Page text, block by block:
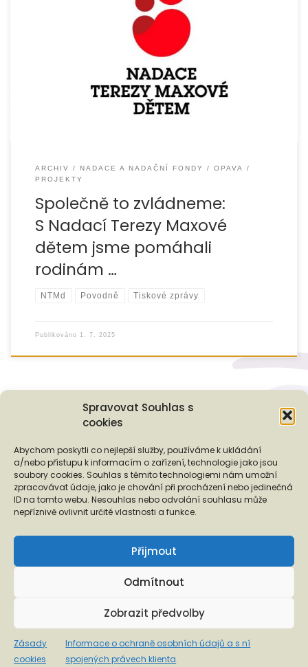
Spravovat Souhlas s
cookies
Abychom poskytli co nejlepší služby, používáme k ukládání
a/nebo přístupu k informacím o zařízení, technologie jako jsou
soubory cookies. Souhlas s těmito technologiemi nám umožní
zpracovávat údaje, jako je chování při procházení nebo jedinečná
ID na tomto webu. Nesouhlas nebo odvolání souhlasu může
nepříznivě ovlivnit určité vlastnosti a funkce.
Přijmout
Odmítnout
Zobrazit předvolby
Zásady
cookies
Informace o ochraně osobních údajů a s ní
spojených právech klienta
V září 2024 postihly Opavu a přilehlé obce (zejména
Vávrovice a Palhanec) rozsáhlé povodně, které během
několika hodin zcela změnily život stovkám
ARCHIV NADACE A NADAČNÍ FONDY
OPAVA
PROJEKTY
Společně to zvládneme:
S Nadací Terezy Maxové
dětem jsme pomáhali
rodinám …
NTMd Povodně Tiskové zprávy
Publikováno 1. 7. 2025
Podporují nás...
❬ ❭
Informace o ochraně osobních údajů a s ní spojených
právech klienta